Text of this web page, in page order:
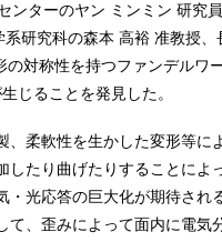
ターのヤン ミンミン 研究
研究科の森本 高裕 准教授
対称性を持つファンデルワ
じることを発見した。
柔軟性を生かした変形等に
たり曲げたりすることによ
光応答の巨大化が期待され
、歪みによって面内に電気